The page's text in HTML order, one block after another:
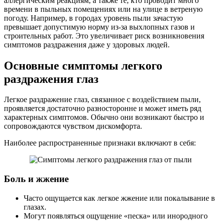
времени в пыльных помещениях или на улице в ветреную
погоду. Например, в городах уровень пыли зачастую
превышает допустимую норму из-за выхлопных газов и
строительных работ. Это увеличивает риск возникновения
симптомов раздражения даже у здоровых людей.
Основные симптомы легкого
раздражения глаз
Легкое раздражение глаз, связанное с воздействием пыли,
проявляется достаточно разносторонне и может иметь ряд
характерных симптомов. Обычно они возникают быстро и
сопровождаются чувством дискомфорта.
Наиболее распространенные признаки включают в себя:
Боль и жжение
Часто ощущается как легкое жжение или покалывание в
глазах.
Могут появляться ощущение «песка» или инородного